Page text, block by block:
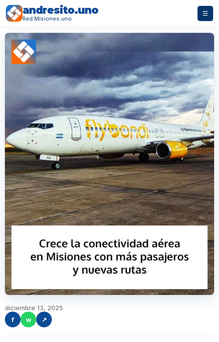
andresito.uno
Red Misiones.uno
☰
diciembre 13, 2025
f
w ↗